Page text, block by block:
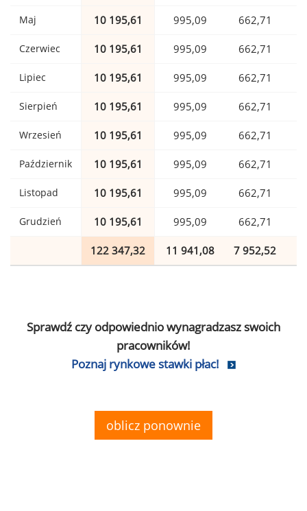
Maj 10 195,61 995,09 662,71
Czerwiec 10 195,61 995,09 662,71
Lipiec 10 195,61 995,09 662,71
Sierpień 10 195,61 995,09 662,71
Wrzesień 10 195,61 995,09 662,71
Październik 10 195,61 995,09 662,71
Listopad 10 195,61 995,09 662,71
Grudzień 10 195,61 995,09 662,71
122 347,32 11 941,08 7 952,52
Sprawdź czy odpowiednio wynagradzasz swoich
pracowników!
Poznaj rynkowe stawki płac!
oblicz ponownie